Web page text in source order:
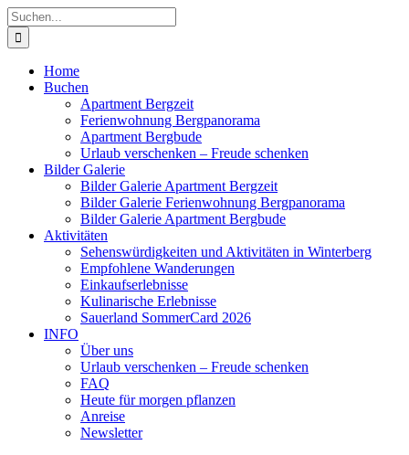
Zum
Inhalt
springen
Suche
nach:
Home
Buchen
Apartment Bergzeit
Ferienwohnung Bergpanorama
Apartment Bergbude
Urlaub verschenken – Freude schenken
Bilder Galerie
Bilder Galerie Apartment Bergzeit
Bilder Galerie Ferienwohnung Bergpanorama
Bilder Galerie Apartment Bergbude
Aktivitäten
Sehenswürdigkeiten und Aktivitäten in Winterberg
Empfohlene Wanderungen
Einkaufserlebnisse
Kulinarische Erlebnisse
Sauerland SommerCard 2026
INFO
Über uns
Urlaub verschenken – Freude schenken
FAQ
Heute für morgen pflanzen
Anreise
Newsletter